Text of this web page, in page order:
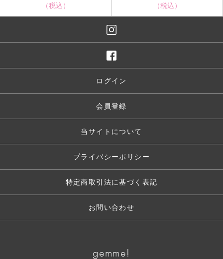
（税込） （税込）
ログイン
会員登録
当サイトについて
プライバシーポリシー
特定商取引法に基づく表記
お問い合わせ
gemme!